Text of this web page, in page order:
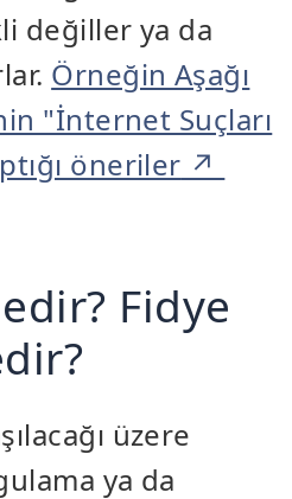
değiller ya da
Örneğin Aşağı
"İnternet Suçları
öneriler
Fidye
üzere
ya da